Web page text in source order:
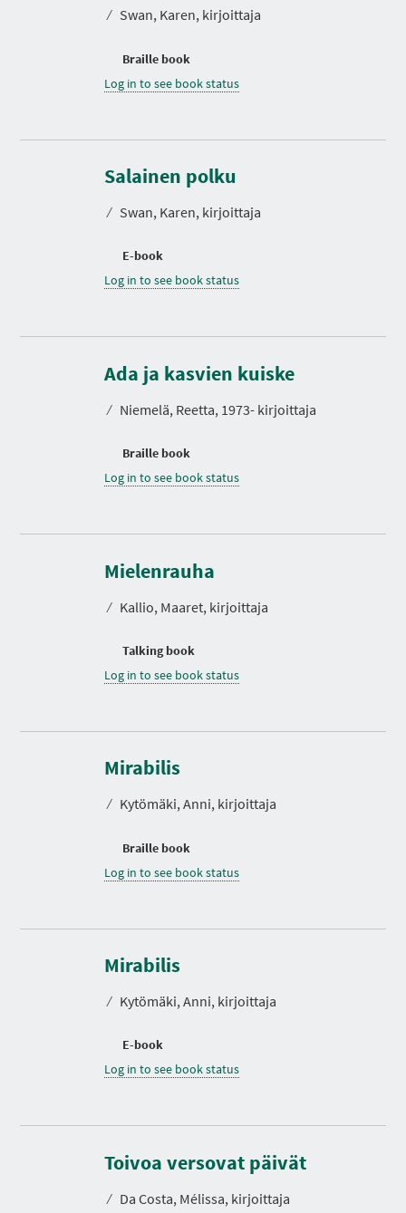
⁄ Swan, Karen, kirjoittaja
Braille book
Log in to see book status
Salainen polku
⁄ Swan, Karen, kirjoittaja
E-book
Log in to see book status
Ada ja kasvien kuiske
⁄ Niemelä, Reetta, 1973- kirjoittaja
Braille book
Log in to see book status
Mielenrauha
⁄ Kallio, Maaret, kirjoittaja
Talking book
Log in to see book status
Mirabilis
⁄ Kytömäki, Anni, kirjoittaja
Braille book
Log in to see book status
Mirabilis
⁄ Kytömäki, Anni, kirjoittaja
E-book
Log in to see book status
Toivoa versovat päivät
⁄ Da Costa, Mélissa, kirjoittaja
D
r
a
i